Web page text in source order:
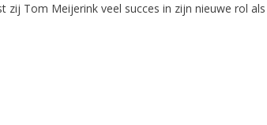
Tom Meijerink veel succes in zijn nieuwe rol als